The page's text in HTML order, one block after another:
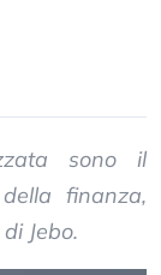
sono il
finanza,
Jebo.